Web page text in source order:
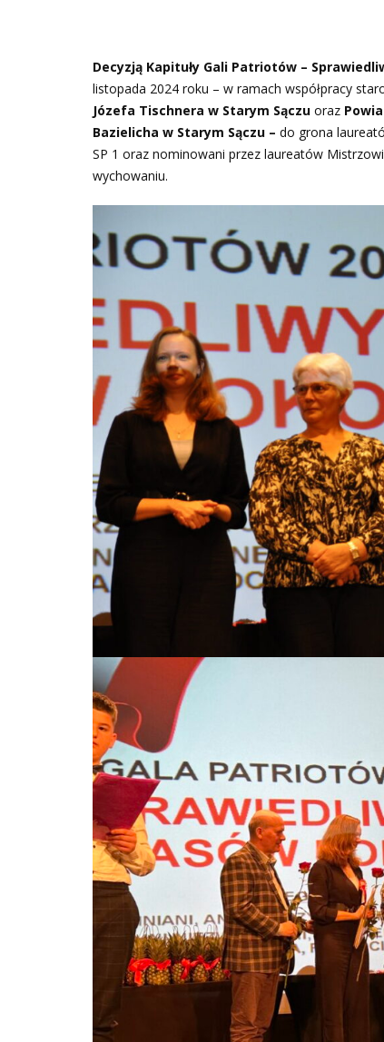
Decyzją Kapituły Gali Patriotów –
listopada 2024 roku – w ramach współpracy
Józefa Tischnera w Starym Sączu oraz
Bazielicha w Starym Sączu – do grona
SP 1 oraz nominowani przez laureatów
wychowaniu.